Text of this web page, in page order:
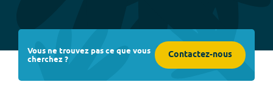
Vous ne trouvez pas ce que vous
cherchez ? Contactez-nous